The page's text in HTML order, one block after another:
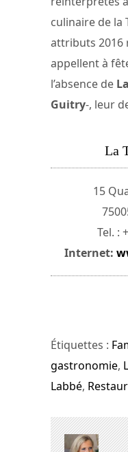
culinaire de la
attributs 2016
appellent à
l’absence de
Guitry-, leur
La
15
Tel. :
Internet:
Étiquettes :
gastronomie,
Labbé,